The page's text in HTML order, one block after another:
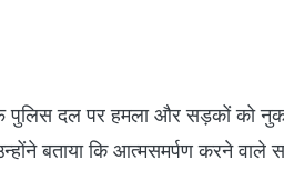
पुलिस दल पर हमला और सड़कों को
बताया कि आत्मसमर्पण करने वाले